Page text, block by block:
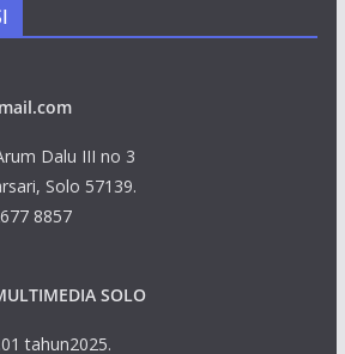
Dalu III no 3
Solo 57139.
8857
SOLO
tahun2025.